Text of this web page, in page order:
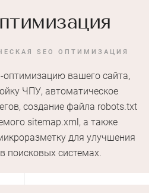
SEO ОПТИМИЗАЦИЯ
вашего сайта,
ЧПУ, автоматическое
создание файла robots.txt
sitemap.xml, а также
для улучшения
поисковых системах.